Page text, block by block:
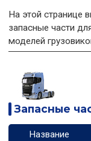
На этой странице
запасные части
моделей
Запасные
Название